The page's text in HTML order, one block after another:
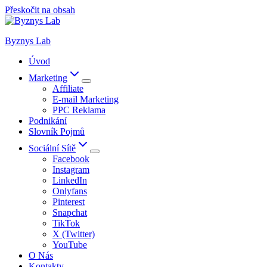
Přeskočit na obsah
Byznys Lab
Úvod
Marketing
Affiliate
E-mail Marketing
PPC Reklama
Podnikání
Slovník Pojmů
Sociální Sítě
Facebook
Instagram
LinkedIn
Onlyfans
Pinterest
Snapchat
TikTok
X (Twitter)
YouTube
O Nás